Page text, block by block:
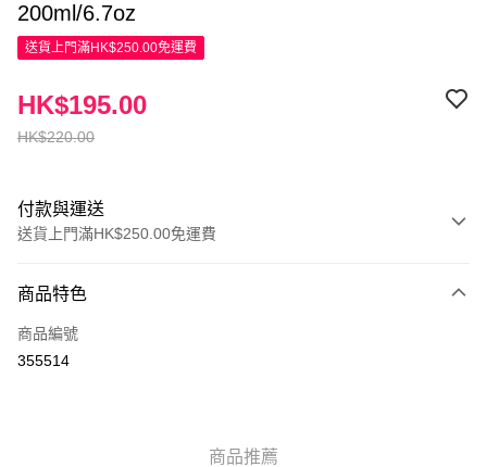
200ml/6.7oz
送貨上門滿HK$250.00免運費
HK$220.00
HK$195.00
付款與運送
送貨上門滿HK$250.00免運費
信用卡
Apple Pay
商品特色
商品編號
355514
商品推薦